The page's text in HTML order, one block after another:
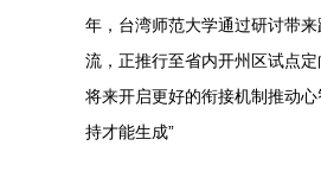
年，台湾师范大学通过研讨带
流，正推行至省内开州区试点
将来开启更好的衔接机制推动
持才能生成”